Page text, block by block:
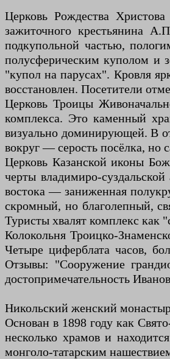
Церковь Рождества
зажиточного крестьянина
подкупольной частью,
полусферическим куполом и
"купол на парусах". Кровля
восстановлен. Посетители
Церковь Троицы
комплекса. Это каменный
визуально доминирующей. В
вокруг — серость посёлка, но
Церковь Казанской иконы
черты владимиро-
востока — заниженная
скромный, но благолепный,
Туристы хвалят комплекс как
Колокольня Троицко-
Четыре циферблата часов,
Отзывы: "Сооружение
достопримечательность
Никольский женский
Основан в 1898 году как
несколько храмов и
монголо-татарским